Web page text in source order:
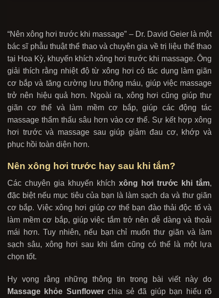
“Nên xông hơi trước khi massage” – Dr. David Geier là một
bác sĩ phẫu thuật thể thao và chuyên gia về trị liệu thể thao
tại Hoa Kỳ, khuyến khích xông hơi trước khi massage. Ông
giải thích rằng nhiệt độ từ xông hơi có tác dụng làm giãn
cơ bắp và tăng cường lưu thông máu, giúp việc massage
trở nên hiệu quả hơn. Ngoài ra, xông hơi cũng giúp thư
giãn cơ thể và làm mềm cơ bắp, giúp các động tác
massage thẩm thấu sâu hơn vào cơ thể. Sự kết hợp xông
hơi trước và massage sau giúp giảm đau cơ, khớp và
phục hồi toàn diện hơn.
Nên xông hơi trước hay sau khi tắm?
Các chuyên gia khuyến khích xông hơi trước khi tắm,
đặc biệt nếu mục tiêu của bạn là làm sạch da và thư giãn
cơ bắp. Việc xông hơi giúp cơ thể bạn đào thải độc tố và
làm mềm cơ bắp, giúp việc tắm trở nên dễ dàng và thoải
mái hơn. Tuy nhiên, nếu bạn chỉ muốn thư giãn và làm
sạch sâu, xông hơi sau khi tắm cũng có thể là một lựa
chọn tốt.
Hy vọng rằng những thông tin trong bài viết này do
Massage khỏe Sunflowerchia sẻ đã giúp bạn hiểu rõ